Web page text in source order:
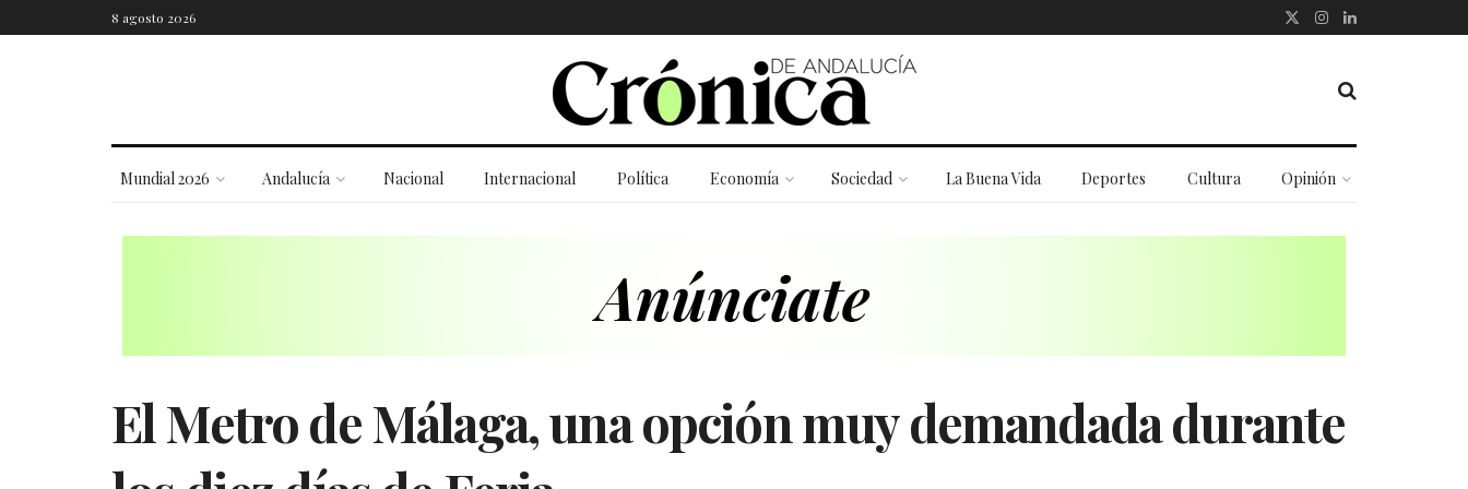
8 agosto 2026
Mundial 2026 Andalucía Nacional Internacional Política Economía Sociedad La Buena Vida Deportes Cultura Opinión
El Metro de Málaga, una opción muy demandada durante